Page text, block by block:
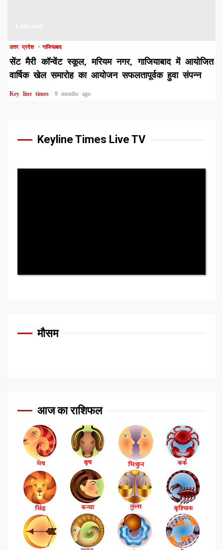
उत्तर प्रदेश गाजियाबाद
सेंट मैरी कॉन्वेंट स्कूल, मरियम नगर, गाजियाबाद में आयोजित
वार्षिक खेल समारोह का आयोजन सफलतापूर्वक हुवा संपन्न
Key line times 9 months ago
Keyline Times Live TV
मौसम
आज का राशिफल